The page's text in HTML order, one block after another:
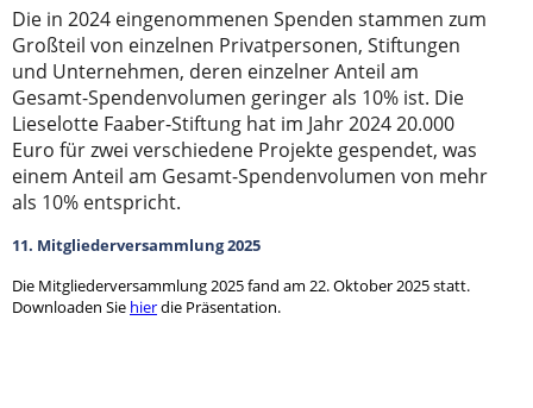
Die in 2024 eingenommenen Spenden stammen zum
Großteil von einzelnen Privatpersonen, Stiftungen
und Unternehmen, deren einzelner Anteil am
Gesamt-Spendenvolumen geringer als 10% ist. Die
Lieselotte Faaber-Stiftung hat im Jahr 2024 20.000
Euro für zwei verschiedene Projekte gespendet, was
einem Anteil am Gesamt-Spendenvolumen von mehr
als 10% entspricht.
11. Mitgliederversammlung 2025
Die Mitgliederversammlung 2025 fand am 22. Oktober 2025 statt.
Downloaden Sie hierdie Präsentation.